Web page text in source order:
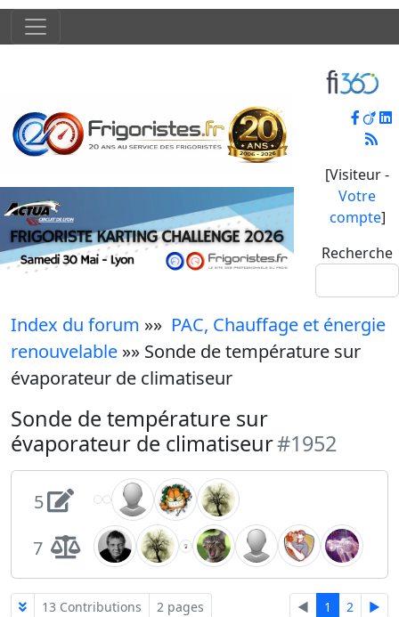
[Visiteur -
Votre
compte]
Recherche
Index du forum »» PAC, Chauffage et énergie
renouvelable »» Sonde de température sur
évaporateur de climatiseur
Sonde de température sur
évaporateur de climatiseur#1952
5
7
13 Contributions 2 pages ◄ 1 2 ►